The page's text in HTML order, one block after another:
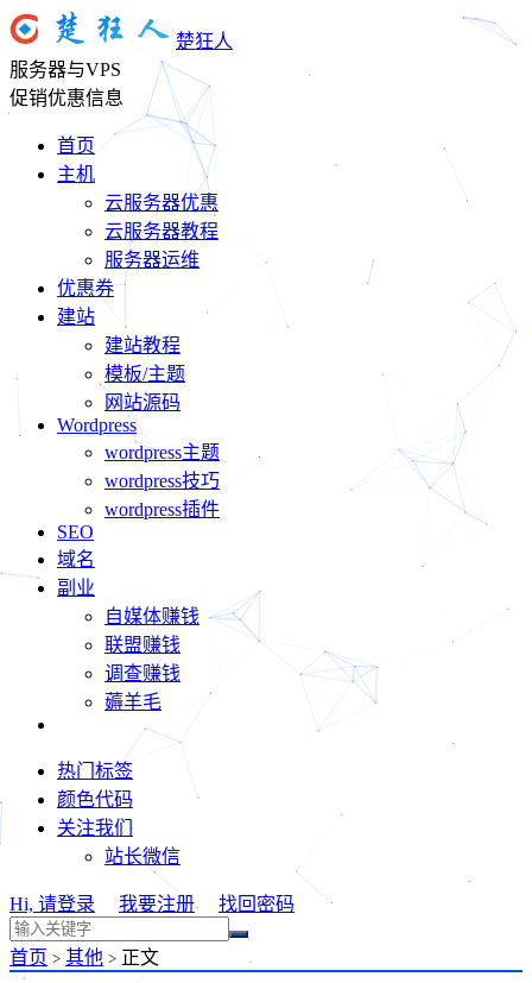
楚狂人
服务器与VPS
促销优惠信息
首页
主机
云服务器优惠
云服务器教程
服务器运维
优惠券
建站
建站教程
模板/主题
网站源码
Wordpress
wordpress主题
wordpress技巧
wordpress插件
SEO
域名
副业
自媒体赚钱
联盟赚钱
调查赚钱
薅羊毛
热门标签
颜色代码
关注我们
站长微信
Hi, 请登录 我要注册 找回密码
首页 > 其他 > 正文